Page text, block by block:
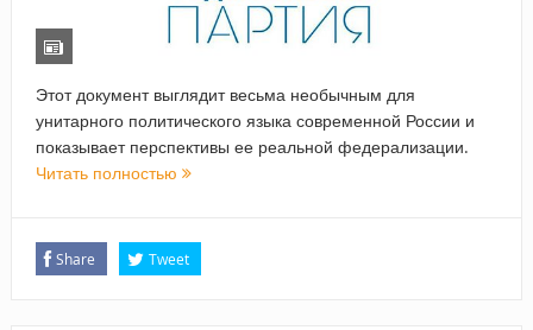
Этот документ выглядит весьма необычным для
унитарного политического языка современной России и
показывает перспективы ее реальной федерализации.
Читать полностью
Share Tweet